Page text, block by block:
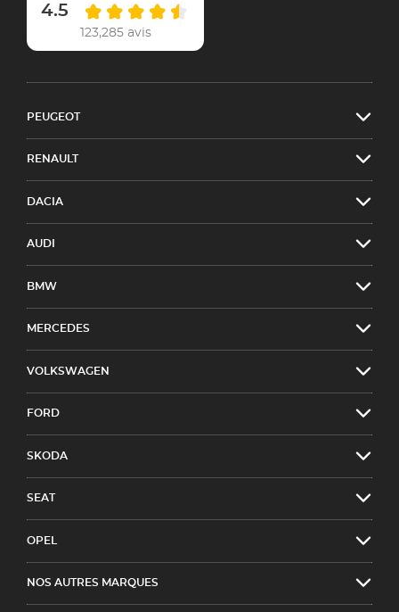
4.5
123,285 avis
PEUGEOT
RENAULT
DACIA
AUDI
BMW
MERCEDES
VOLKSWAGEN
FORD
SKODA
SEAT
OPEL
NOS AUTRES MARQUES